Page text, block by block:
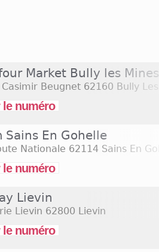
Market Bully les Mines
Casimir Beugnet 62160 Bully
numéro
Sains En Gohelle
Nationale 62114 Sains En
numéro
Lievin
Lievin 62800 Lievin
numéro